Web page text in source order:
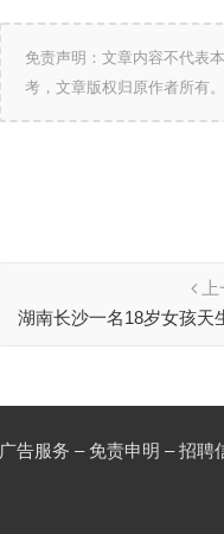
免责声明：文章内容不代表
考，文章版权归原作者所有
上
湖南长沙一名18岁女孩天
广告服务 – 免责申明 – 招聘